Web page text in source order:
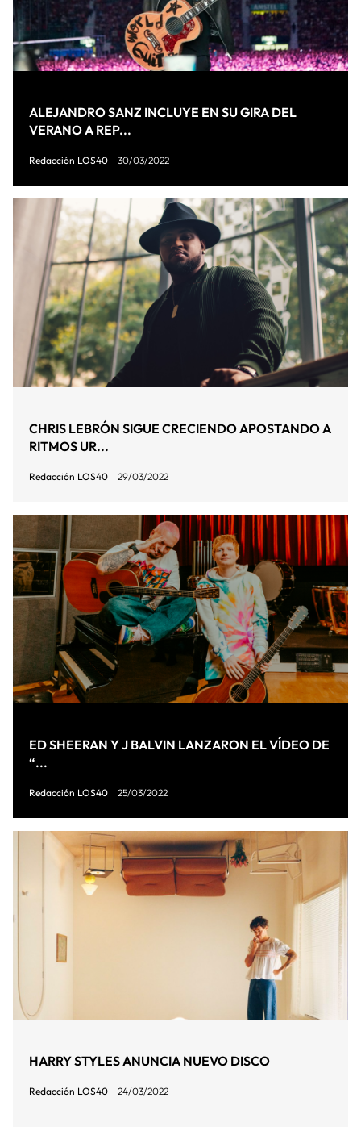
ALEJANDRO SANZ INCLUYE EN SU GIRA DEL
VERANO A REP...
Redacción LOS40 30/03/2022
CHRIS LEBRÓN SIGUE CRECIENDO APOSTANDO A
RITMOS UR...
Redacción LOS40 29/03/2022
ED SHEERAN Y J BALVIN LANZARON EL VÍDEO DE
“...
Redacción LOS40 25/03/2022
HARRY STYLES ANUNCIA NUEVO DISCO
Redacción LOS40 24/03/2022